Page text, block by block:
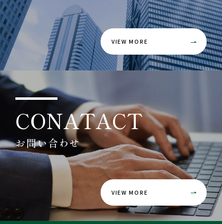
VIEW MORE
CONATACT
お問い合わせ
VIEW MORE